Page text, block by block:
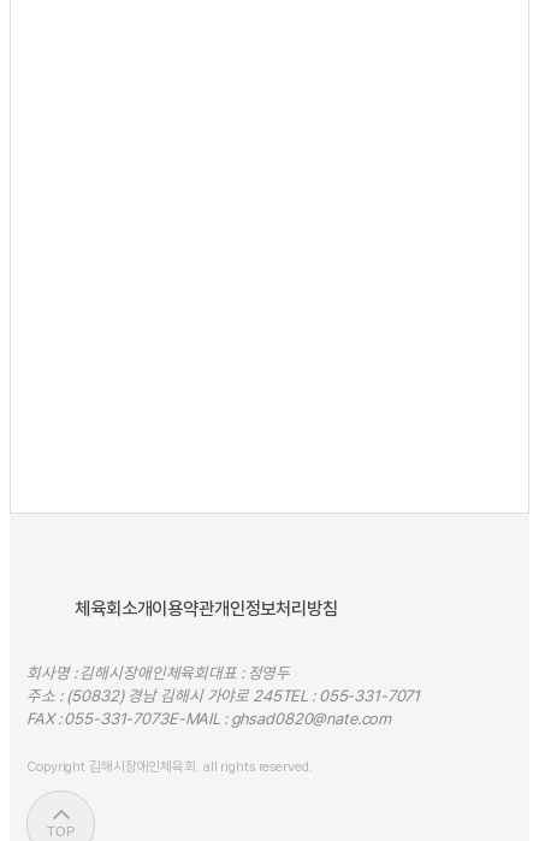
체육회소개이용약관개인정보처리방침
회사명 : 김해시장애인체육회대표 : 정영두
주소 : (50832) 경남 김해시 가야로 245TEL :055-331-7071
FAX :055-331-7073E-MAIL :ghsad0820@nate.com
Copyright 김해시장애인체육회. all rights reserved.
TOP